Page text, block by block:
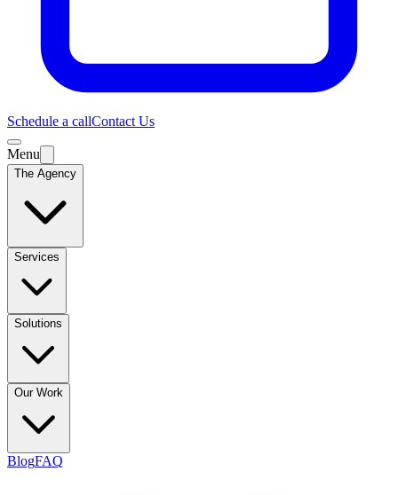
Schedule a callContact Us
Menu
The Agency
Services
Solutions
Our Work
BlogFAQ